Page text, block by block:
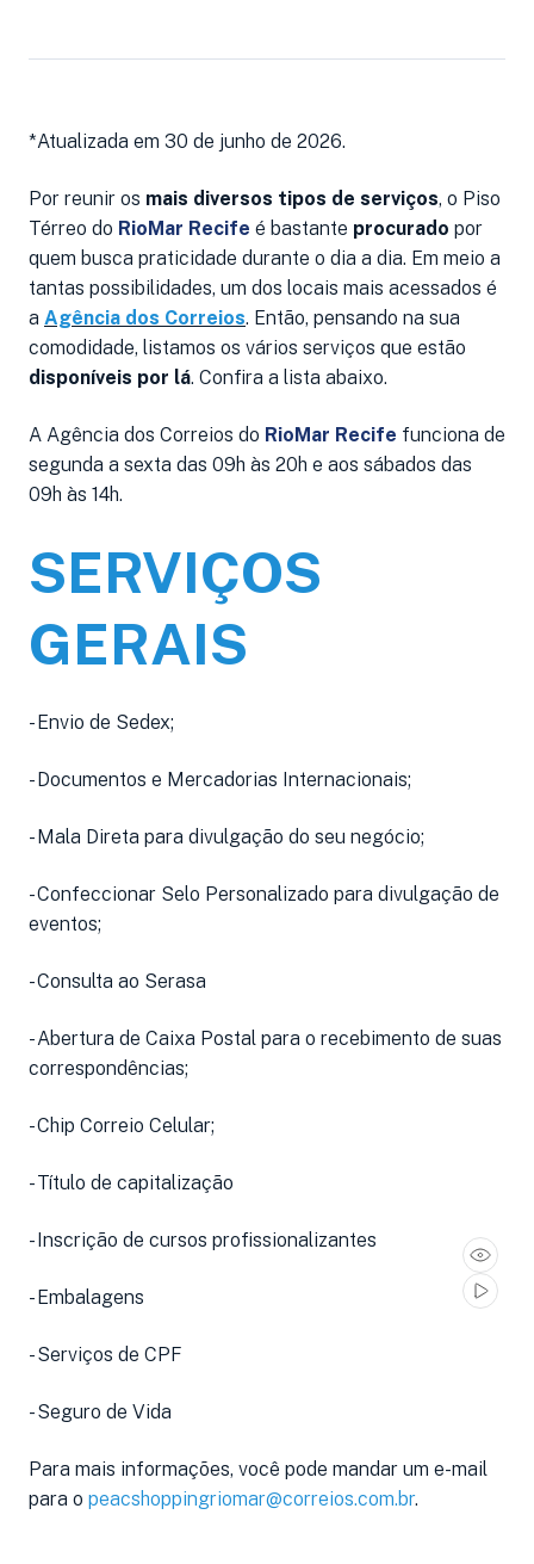
*Atualizada em 30 de junho de 2026.
Por reunir os mais diversos tipos de serviços, o Piso
Térreo do RioMar Recife é bastante procurado por
quem busca praticidade durante o dia a dia. Em meio a
tantas possibilidades, um dos locais mais acessados é
a Agência dos Correios. Então, pensando na sua
comodidade, listamos os vários serviços que estão
disponíveis por lá. Confira a lista abaixo.
A Agência dos Correios do RioMar Recife funciona de
segunda a sexta das 09h às 20h e aos sábados das
09h às 14h.
SERVIÇOS
GERAIS
- Envio de Sedex;
- Documentos e Mercadorias Internacionais;
- Mala Direta para divulgação do seu negócio;
- Confeccionar Selo Personalizado para divulgação de
eventos;
- Consulta ao Serasa
- Abertura de Caixa Postal para o recebimento de suas
correspondências;
- Chip Correio Celular;
- Título de capitalização
- Inscrição de cursos profissionalizantes
- Embalagens
- Serviços de CPF
- Seguro de Vida
Para mais informações, você pode mandar um e-mail
para o peacshoppingriomar@correios.com.br.